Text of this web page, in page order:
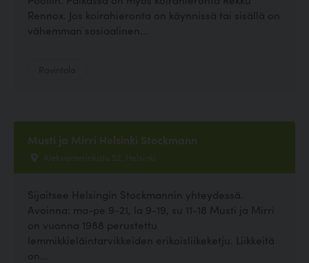
Rennox. Jos koirahieronta on käynnissä tai sisällä on
vähemman sosiaalinen...
Musti ja Mirri Helsinki Stockmann
Aleksanterinkatu 52, Helsinki
Sijaitsee Helsingin Stockmannin yhteydessä.
Avoinna: ma-pe 9-21, la 9-19, su 11-18 Musti ja Mirri
on vuonna 1988 perustettu
lemmikkieläintarvikkeiden erikoisliikeketju. Liikkeitä
on...